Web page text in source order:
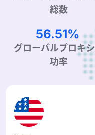
総数
98.07%
グローバルプロキ
功率